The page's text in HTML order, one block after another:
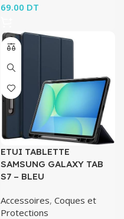
69.00 DT
ETUI TABLETTE
SAMSUNG GALAXY TAB
S7 – BLEU
Accessoires, Coques et
Protections